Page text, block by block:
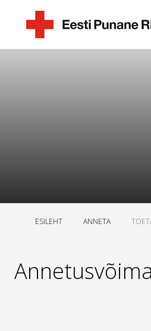
ESILEHT ANNETA